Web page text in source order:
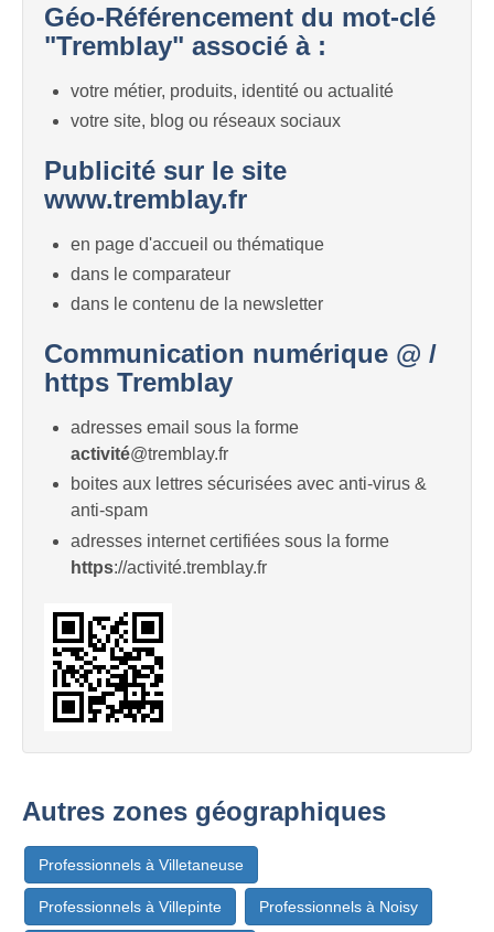
Géo-Référencement du mot-clé
"Tremblay" associé à :
votre métier, produits, identité ou actualité
votre site, blog ou réseaux sociaux
Publicité sur le site
www.tremblay.fr
en page d'accueil ou thématique
dans le comparateur
dans le contenu de la newsletter
Communication numérique @ /
https Tremblay
adresses email sous la forme
activité@tremblay.fr
boites aux lettres sécurisées avec anti-virus &
anti-spam
adresses internet certifiées sous la forme
https://activité.tremblay.fr
Autres zones géographiques
Professionnels à Villetaneuse
Professionnels à Villepinte Professionnels à Noisy